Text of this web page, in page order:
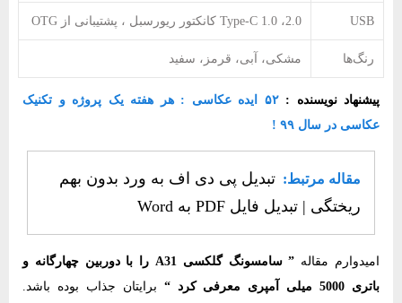
USB 2.0، Type-C 1.0 کانکتور ریورسبل ، پشتیبانی از OTG
رنگ‌ها مشکی، آبی، قرمز، سفید
پیشنهاد نویسنده :
۵۲ ایده عکاسی : هر هفته یک پروژه و تکنیک
عکاسی در سال ۹۹ !
مقاله مرتبط: تبدیل پی دی اف به ورد بدون بهم
ریختگی | تبدیل فایل PDF به Word
امیدوارم مقاله
” سامسونگ گلکسی A31 را با دوربین چهارگانه و
باتری 5000 میلی آمپری معرفی کرد “
برایتان جذاب بوده باشد.